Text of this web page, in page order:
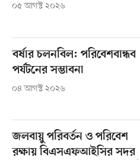
০৫ আগস্ট ২০২৬
বর্ষার চলনবিল: পরিবেশবান্ধব
পর্যটনের সম্ভাবনা
০৪ আগস্ট ২০২৬
জলবায়ু পরিবর্তন ও পরিবেশ
রক্ষায় বিএসএফআইসির সদর